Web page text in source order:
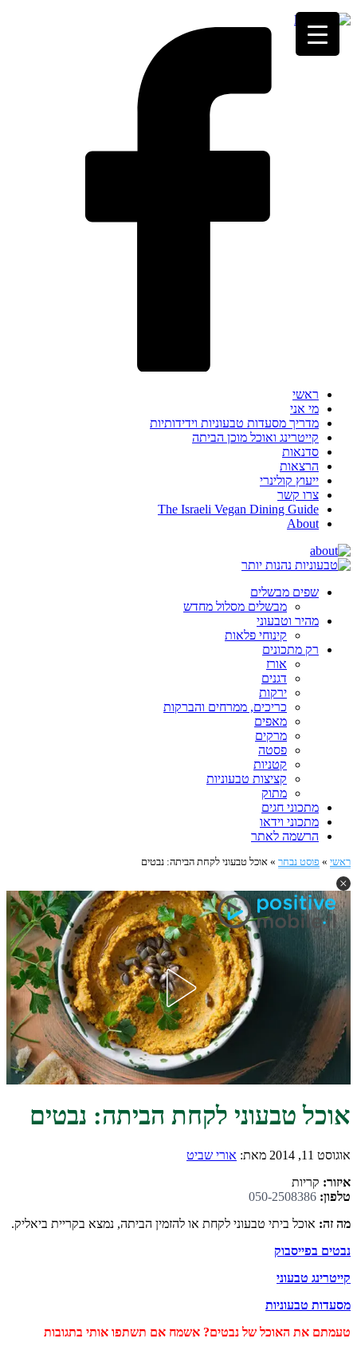
ראשי
מי אני
מדריך מסעדות טבעוניות וידידותיות
קייטרינג ואוכל מוכן הביתה
סדנאות
הרצאות
ייעוץ קולינרי
צרו קשר
The Israeli Vegan Dining Guide
About
שפים מבשלים
מבשלים מסלול מחדש
מהיר וטבעוני
קינוחי פלאות
רק מתכונים
אורז
דגנים
ירקות
כריכים, ממרחים והברקות
מאפים
מרקים
פסטה
קטניות
קציצות טבעוניות
מתוק
מתכוני חגים
מתכוני וידאו
הרשמה לאתר
ראשי » פוסט נבחר » אוכל טבעוני לקחת הביתה: נבטים
אוכל טבעוני לקחת הביתה: נבטים
אוגוסט 11, 2014 מאת: אורי שביט
איזור: קריות
טלפון: 050-2508386
מה זה: אוכל ביתי טבעוני לקחת או להזמין הביתה, נמצא בקריית ביאליק.
נבטים בפייסבוק
קייטרינג טבעוני
מסעדות טבעוניות
טעמתם את האוכל של נבטים? אשמח אם תשתפו אותי בתגובות